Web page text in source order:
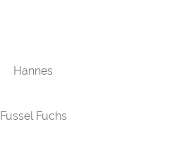
Hannes
Fussel Fuchs